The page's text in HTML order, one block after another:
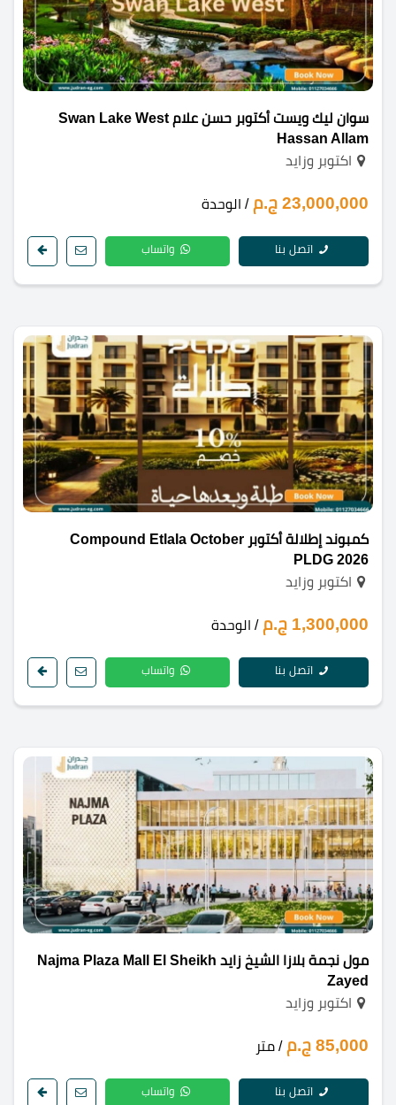
سوان ليك ويست أكتوبر حسن علام Swan Lake West
Hassan Allam
اكتوبر وزايد
23,000,000 ج.م / الوحدة
اتصل بنا واتساب
كمبوند إطلالة أكتوبر Compound Etlala October
PLDG 2026
اكتوبر وزايد
1,300,000 ج.م / الوحدة
اتصل بنا واتساب
مول نجمة بلازا الشيخ زايد Najma Plaza Mall El Sheikh
Zayed
اكتوبر وزايد
85,000 ج.م / متر
اتصل بنا واتساب